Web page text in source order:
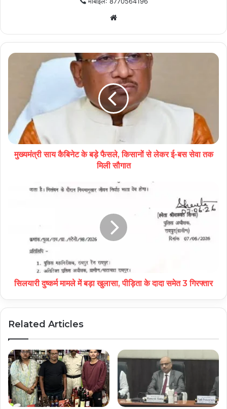
Website
मुख्यमंत्री साय कैबिनेट के बड़े फैसले, किसानों से लेकर ई-बस सेवा तक
मिली सौगात
सिलयारी दुष्कर्म मामले में बड़ा खुलासा, पीड़िता के दादा समेत 3 गिरफ्तार
Related Articles